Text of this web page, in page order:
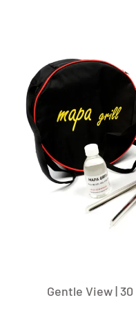
Gentle View |